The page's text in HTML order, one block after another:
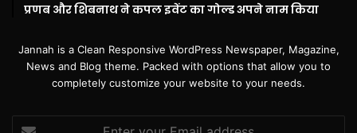
प्रणब और शिबनाथ ने कपल इवेंट का गोल्ड अपने नाम किया
Jannah is a Clean Responsive WordPress Newspaper, Magazine,
News and Blog theme. Packed with options that allow you to
completely customize your website to your needs.
Enter